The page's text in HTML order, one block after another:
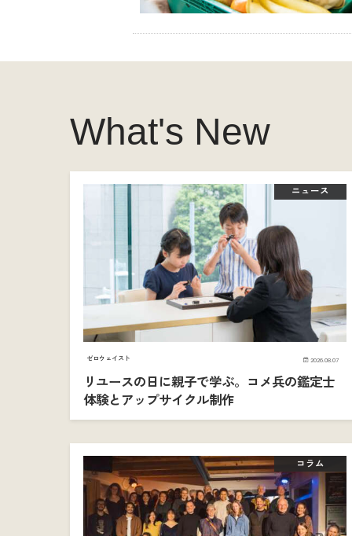
What's New
ニュース
ゼロウェイスト 2026.08.07
リユースの日に親子で学ぶ。コメ兵の鑑定士
体験とアップサイクル制作
コラム